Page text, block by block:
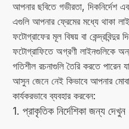
আপনার ছবিতে গভীরতা, দিকনির্দেশ
এগুলি আপনার ফ্রেমের মধ্যে থাকা
ফটোগ্রাফের মূল বিষয় বা
ফটোগ্রাফিতে অগ্রণী লাইনগুলিকে
গতিশীল রচনাগুলি তৈরি করতে পারেন
আসুন জেনে নেই কিভাবে আপনার
কার্যকরভাবে ব্যবহার করবেন:
1. প্রাকৃতিক নির্দেশিকা জন্য দেখুন